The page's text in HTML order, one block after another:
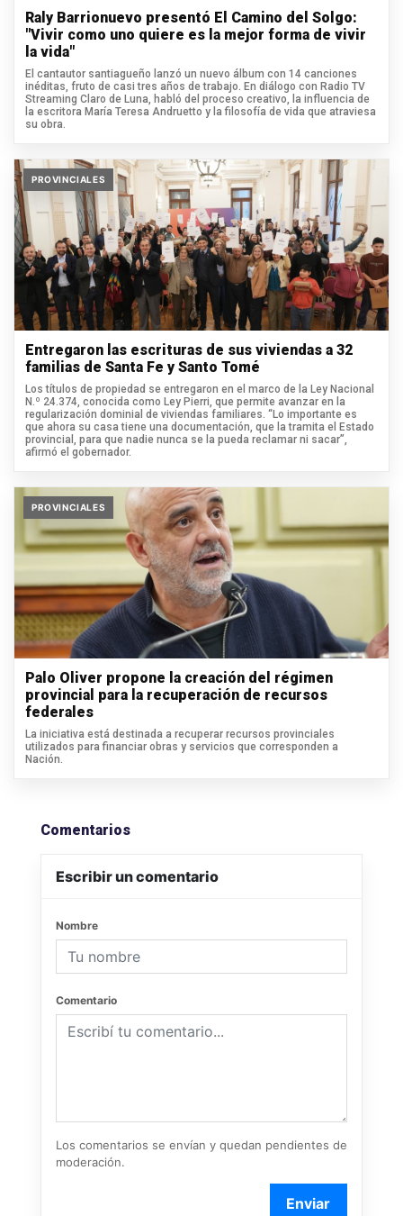
Raly Barrionuevo presentó El Camino del Solgo:
"Vivir como uno quiere es la mejor forma de vivir
la vida"
El cantautor santiagueño lanzó un nuevo álbum con 14 canciones
inéditas, fruto de casi tres años de trabajo. En diálogo con Radio TV
Streaming Claro de Luna, habló del proceso creativo, la influencia de
la escritora María Teresa Andruetto y la filosofía de vida que atraviesa
su obra.
PROVINCIALES
Entregaron las escrituras de sus viviendas a 32
familias de Santa Fe y Santo Tomé
Los títulos de propiedad se entregaron en el marco de la Ley Nacional
N.º 24.374, conocida como Ley Pierri, que permite avanzar en la
regularización dominial de viviendas familiares. “Lo importante es
que ahora su casa tiene una documentación, que la tramita el Estado
provincial, para que nadie nunca se la pueda reclamar ni sacar”,
afirmó el gobernador.
PROVINCIALES
Palo Oliver propone la creación del régimen
provincial para la recuperación de recursos
federales
La iniciativa está destinada a recuperar recursos provinciales
utilizados para financiar obras y servicios que corresponden a
Nación.
Comentarios
Escribir un comentario
Nombre
Comentario
Los comentarios se envían y quedan pendientes de
moderación.
Enviar